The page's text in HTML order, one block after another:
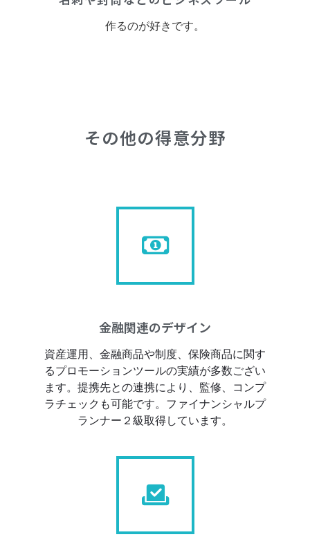
作るのが好きです。
その他の得意分野
金融関連のデザイン
資産運用、金融商品や制度、保険商品に関す
るプロモーションツールの実績が多数ござい
ます。提携先との連携により、監修、コンプ
ラチェックも可能です。ファイナンシャルプ
ランナー２級取得しています。